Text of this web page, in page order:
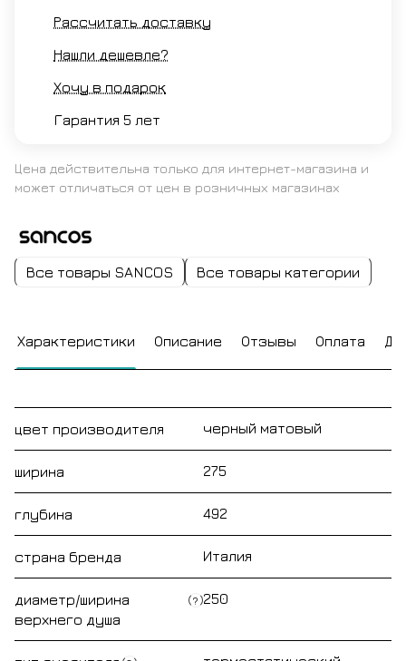
Рассчитать доставку
Нашли дешевле?
Хочу в подарок
Гарантия 5 лет
Цена действительна только для интернет-магазина и
может отличаться от цен в розничных магазинах
Все товары SANCOS Все товары категории
Характеристики Описание Отзывы Оплата
цвет производителя черный матовый
ширина 275
глубина 492
страна бренда Италия
диаметр/ширина
верхнего душа
? 250